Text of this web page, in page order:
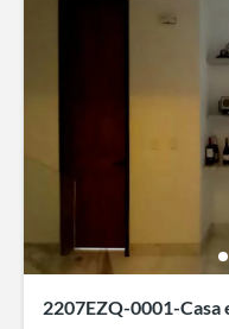
2207EZQ-0001-